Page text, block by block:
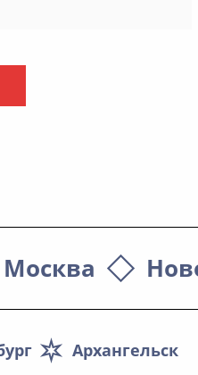
Москва
Архангельск